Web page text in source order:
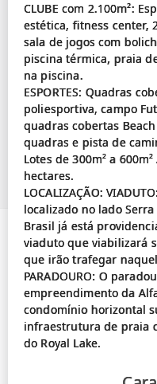
CLUBE com 2.100m²:
estética, fitness center,
sala de jogos com
piscina térmica, praia
na piscina.
ESPORTES: Quadras
poliesportiva, campo
quadras cobertas
quadras e pista de
Lotes de 300m² a
hectares.
LOCALIZAÇÃO:
localizado no lado
Brasil já está
viaduto que viabilizará
que irão trafegar
PARADOURO: O
empreendimento da
condomínio horizontal
infraestrutura de praia